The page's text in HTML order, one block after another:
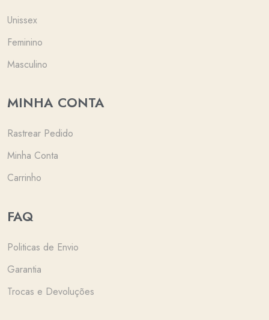
Unissex
Feminino
Masculino
MINHA CONTA
Rastrear Pedido
Minha Conta
Carrinho
FAQ
Politicas de Envio
Garantia
Trocas e Devoluções